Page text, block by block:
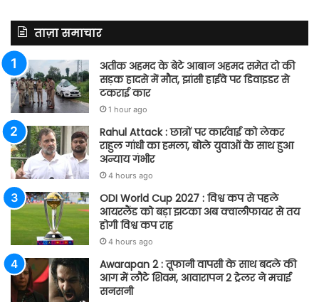
ताज़ा समाचार
अतीक अहमद के बेटे आबान अहमद समेत दो की
सड़क हादसे में मौत, झांसी हाईवे पर डिवाइडर से
टकराई कार
1 hour ago
Rahul Attack : छात्रों पर कार्रवाई को लेकर
राहुल गांधी का हमला, बोले युवाओं के साथ हुआ
अन्याय गंभीर
4 hours ago
ODI World Cup 2027 : विश्व कप से पहले
आयरलैंड को बड़ा झटका अब क्वालीफायर से तय
होगी विश्व कप राह
4 hours ago
Awarapan 2 : तूफानी वापसी के साथ बदले की
आग में लौटे शिवम, आवारापन 2 ट्रेलर ने मचाई
सनसनी